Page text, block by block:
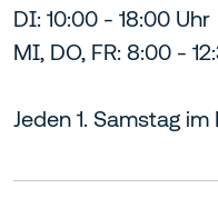
DI: 10:00 - 18:00 Uhr
MI, DO, FR: 8:00 -
Jeden 1. Samstag